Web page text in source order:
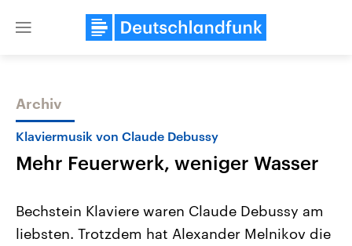
Close
Themen
Archiv
Klaviermusik von Claude Debussy
Mehr Feuerwerk, weniger Wasser
Bechstein Klaviere waren Claude Debussy am
liebsten. Trotzdem hat Alexander Melnikov die